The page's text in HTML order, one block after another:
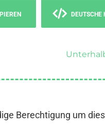
Berechtigung um